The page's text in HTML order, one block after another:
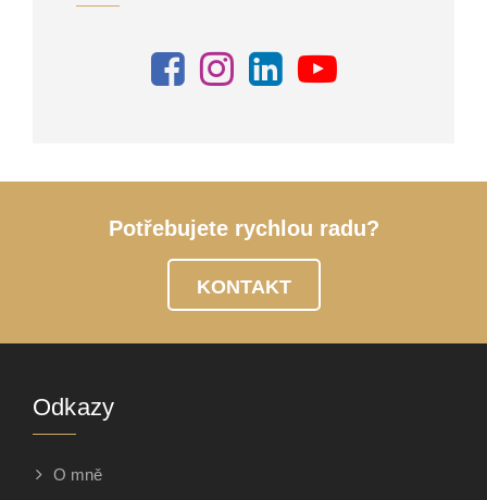
Potřebujete rychlou radu?
KONTAKT
Odkazy
O mně